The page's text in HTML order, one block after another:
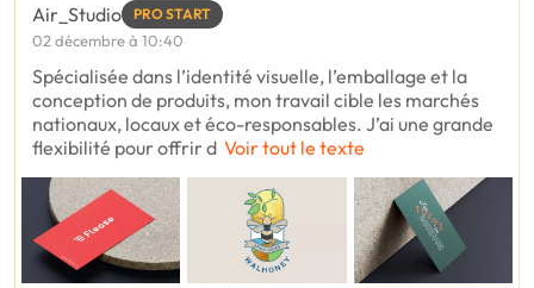
Air_Studio PRO START
02 décembre à 10:40
Spécialisée dans l’identité visuelle, l’emballage et la
conception de produits, mon travail cible les marchés
nationaux, locaux et éco-responsables. J’ai une grande
flexibilité pour offrir d Voir tout le texte